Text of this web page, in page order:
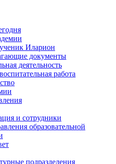
Иларион
документы
деятельность
работа
и сотрудники
образовательной
подразделения